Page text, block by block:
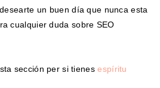
un buen día que nunca esta
cualquier duda sobre SEO
sección per si tienesespíritu